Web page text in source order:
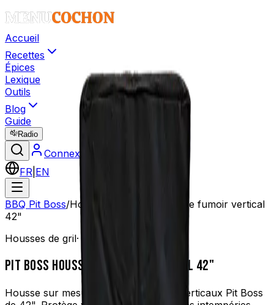
Accueil
Recettes
Épices
Lexique
Outils
Blog
Guide
Radio
Connexion
FR EN
BBQ Pit Boss/Housses de gril
Housse de fumoir vertical
42"
Housses de gril·
PIT BOSS HOUSSE DE FUMOIR VERTICAL 42"
Housse sur mesure pour les fumoirs verticaux Pit Boss